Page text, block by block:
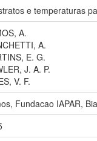
e temperaturas
A.
A.
E. G.
J. A. P.
V. F.
Fundacao IAPAR,